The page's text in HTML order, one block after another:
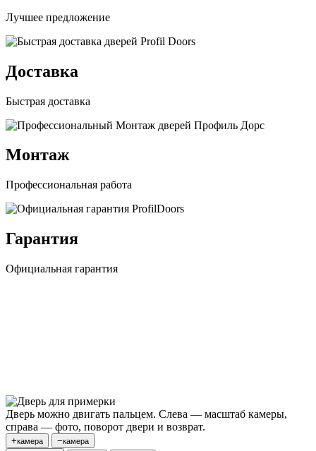
Лучшее предложение
Доставка
Быстрая доставка
Монтаж
Профессиональная работа
Гарантия
Официальная гарантия
Дверь можно двигать пальцем. Слева — масштаб камеры,
справа — фото, поворот двери и возврат.
+камера −камера